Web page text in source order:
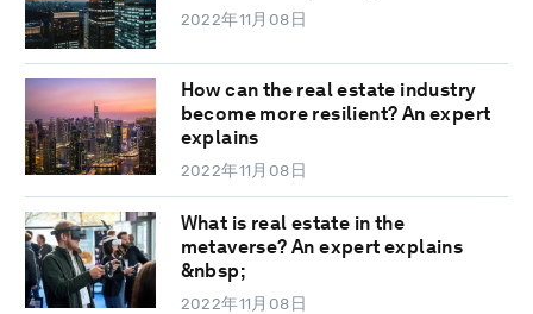
2022年11月08日
How can the real estate industry
become more resilient? An expert
explains
2022年11月08日
What is real estate in the
metaverse? An expert explains
&nbsp;
2022年11月08日